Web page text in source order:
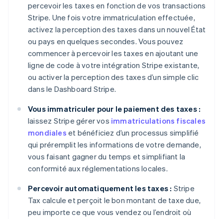
percevoir les taxes en fonction de vos transactions
Stripe. Une fois votre immatriculation effectuée,
activez la perception des taxes dans un nouvel État
ou pays en quelques secondes. Vous pouvez
commencer à percevoir les taxes en ajoutant une
ligne de code à votre intégration Stripe existante,
ou activer la perception des taxes d’un simple clic
dans le Dashboard Stripe.
Vous immatriculer pour le paiement des taxes :
laissez Stripe gérer vos immatriculations fiscales
mondiales et bénéficiez d’un processus simplifié
qui préremplit les informations de votre demande,
vous faisant gagner du temps et simplifiant la
conformité aux réglementations locales.
Percevoir automatiquement les taxes : Stripe
Tax calcule et perçoit le bon montant de taxe due,
peu importe ce que vous vendez ou l’endroit où